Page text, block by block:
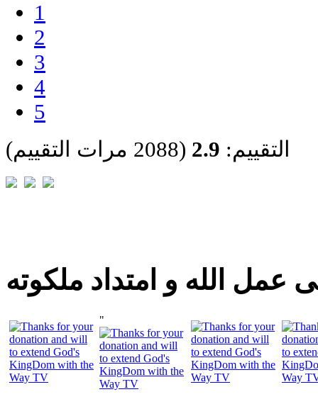
1
2
3
4
5
التقييم: 2.9 (2088 مرات التقييم)
عمل الله و امتداد ملكوته
"